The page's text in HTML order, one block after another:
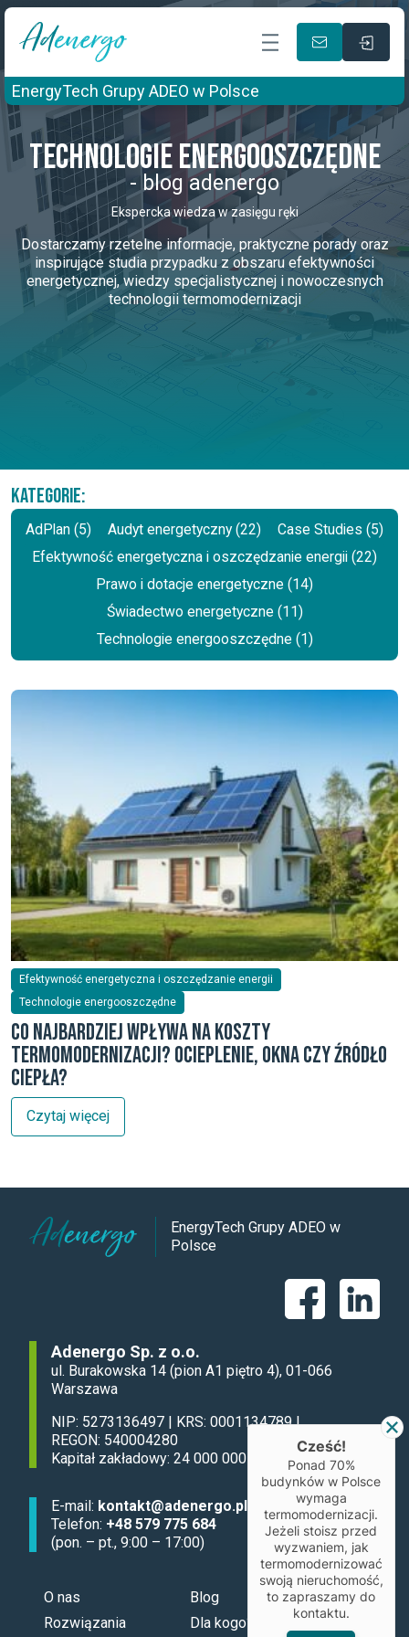
EnergyTech Grupy ADEO w Polsce
Technologie energooszczędne
- blog adenergo
Ekspercka wiedza w zasięgu ręki
Dostarczamy rzetelne informacje, praktyczne porady oraz
inspirujące studia przypadku z obszaru efektywności
energetycznej, wiedzy specjalistycznej i nowoczesnych
technologii termomodernizacji
Kategorie:
AdPlan (5) Audyt energetyczny (22)
Case Studies (5)
Efektywność energetyczna i oszczędzanie energii (22)
Prawo i dotacje energetyczne (14)
Świadectwo energetyczne (11)
Technologie energooszczędne (1)
Efektywność energetyczna i oszczędzanie energii
Technologie energooszczędne
Co najbardziej wpływa na koszty
termomodernizacji? Ocieplenie, okna czy źródło
ciepła?
Czytaj więcej
EnergyTech Grupy ADEO w
Polsce
Adenergo Sp. z o.o.
ul. Burakowska 14 (pion A1 piętro 4), 01-066
Warszawa
NIP: 5273136497 | KRS: 0001134789 |
REGON: 540004280
Kapitał zakładowy: 24 000 000 zł
E-mail: kontakt@adenergo.pl
Telefon: +48 579 775 684
(pon. – pt., 9:00 – 17:00)
O nas
Rozwiązania
Blog
Dla kogo?
Cześć!
Ponad 70%
budynków w Polsce
wymaga
termomodernizacji.
Jeżeli stoisz przed
wyzwaniem, jak
termomodernizować
swoją nieruchomość,
to zapraszamy do
kontaktu.